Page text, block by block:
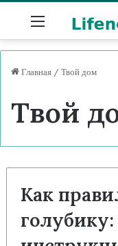
Menu
Главная / Твой дом
Твой
Как